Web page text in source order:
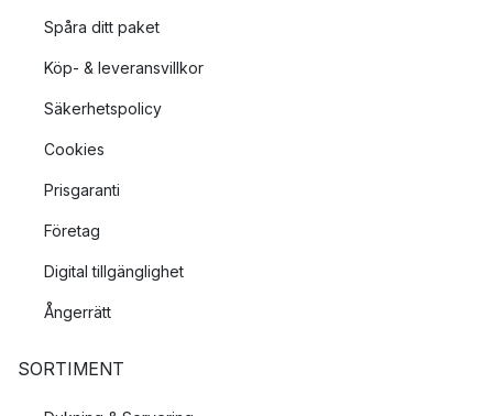
Spåra ditt paket
Köp- & leveransvillkor
Säkerhetspolicy
Cookies
Prisgaranti
Företag
Digital tillgänglighet
Ångerrätt
SORTIMENT